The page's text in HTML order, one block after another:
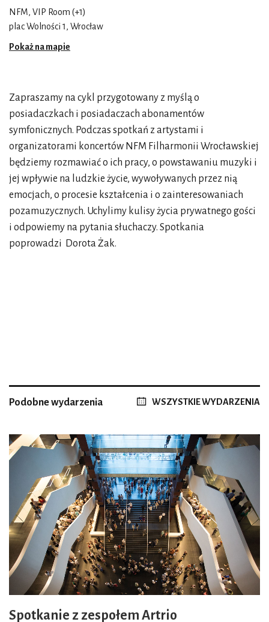
NFM, VIP Room (+1)
plac Wolności 1, Wrocław
Pokaż na mapie
Zapraszamy na cykl przygotowany z myślą o
posiadaczkach i posiadaczach abonamentów
symfonicznych. Podczas spotkań z artystami i
organizatorami koncertów NFM Filharmonii Wrocławskiej
będziemy rozmawiać o ich pracy, o powstawaniu muzyki i
jej wpływie na ludzkie życie, wywoływanych przez nią
emocjach, o procesie kształcenia i o zainteresowaniach
pozamuzycznych. Uchylimy kulisy życia prywatnego gości
i odpowiemy na pytania słuchaczy. Spotkania
poprowadzi Dorota Żak.
Podobne wydarzenia WSZYSTKIE WYDARZENIA
Spotkanie z zespołem Artrio